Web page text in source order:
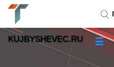
KUJBYSHEVEC.RU ☰
Новости»